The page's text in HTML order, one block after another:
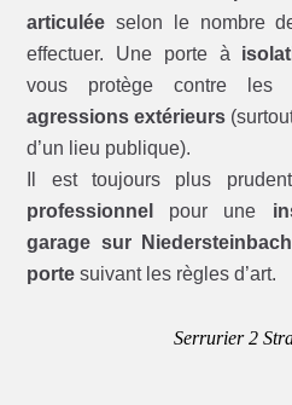
articulée selon le nombre
effectuer. Une porte à
vous protège contre les
agressions extérieurs
d’un lieu publique).
Il est toujours plus
professionnel
pour une
garage sur Niedersteinbach
porte suivant les règles d’art.
Serrurier 2